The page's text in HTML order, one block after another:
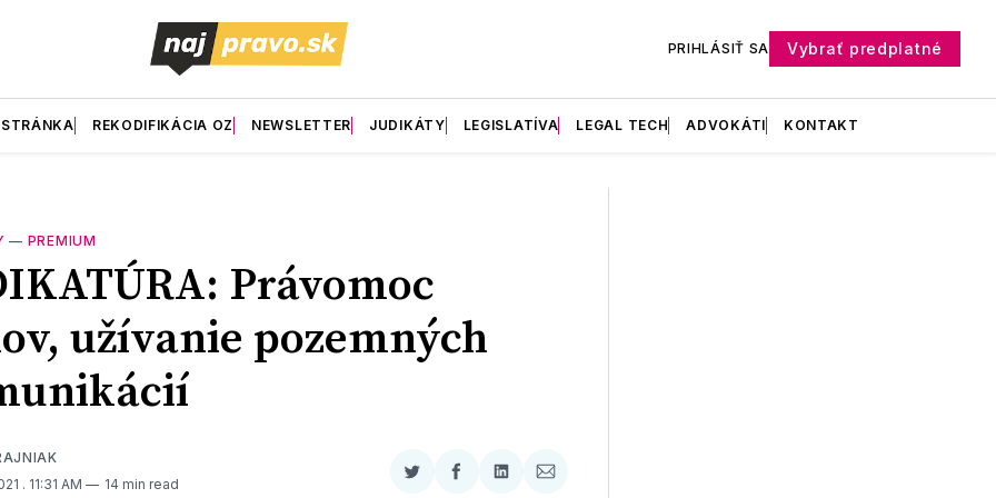
PRIHLÁSIŤ SA Vybrať predplatné
REKODIFIKÁCIA OZ NEWSLETTER JUDIKÁTY LEGISLATÍVA LEGAL TECH ADVOKÁTI KONTAKT
— PREMIUM
Právomoc
užívanie pozemných
. 11:31 AM 14 min read
ZdieľaťZdieľaťZdieľaťZdieľať